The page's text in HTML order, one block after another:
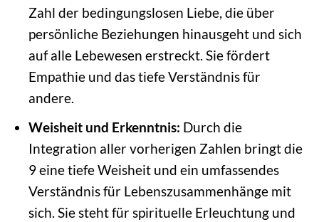
Zahl der bedingungslosen Liebe, die über
persönliche Beziehungen hinausgeht und sich
auf alle Lebewesen erstreckt. Sie fördert
Empathie und das tiefe Verständnis für
andere.
Weisheit und Erkenntnis: Durch die
Integration aller vorherigen Zahlen bringt die
9 eine tiefe Weisheit und ein umfassendes
Verständnis für Lebenszusammenhänge mit
sich. Sie steht für spirituelle Erleuchtung und